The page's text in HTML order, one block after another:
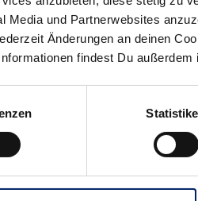
Media und Partnerwebsites
Änderungen an deinen
findest Du außerdem
des
wir